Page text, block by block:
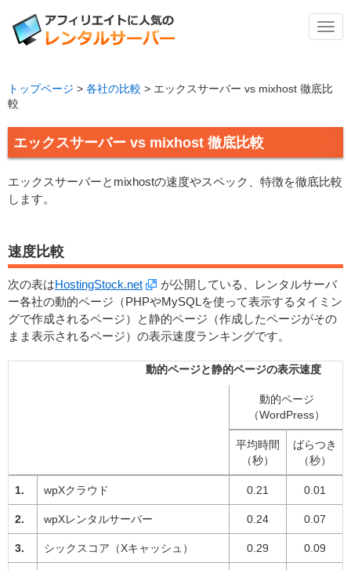
メ
ニ
トップページ > 各社の比較 > エックスサーバー vs mixhost 徹底比
較
エックスサーバー vs mixhost 徹底比較
エックスサーバーとmixhostの速度やスペック、特徴を徹底比較
します。
速度比較
次の表はHostingStock.net
が公開している、レンタルサーバ
ー各社の動的ページ（PHPやMySQLを使って表示するタイミン
グで作成されるページ）と静的ページ（作成したページがその
まま表示されるページ）の表示速度ランキングです。
動的ページと静的ページの表示速度
動的ページ
（WordPress）
平均時間
（秒）
ばらつき
（秒）
wpXクラウド 0.21 0.01
wpXレンタルサーバー 0.24 0.07
シックスコア（Xキャッシュ） 0.29 0.09